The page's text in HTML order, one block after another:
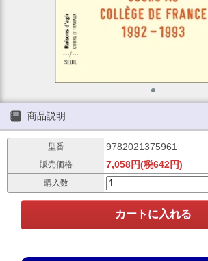
商品説明
型番 9782021375961
販売価格 7,058円(税642円)
購入数